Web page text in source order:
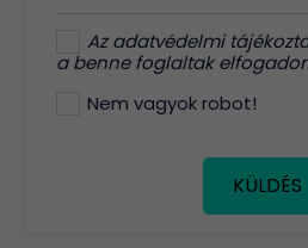
Azadatvédelmi
a benne foglaltak
Nem vagyok robot!
KÜLDÉS